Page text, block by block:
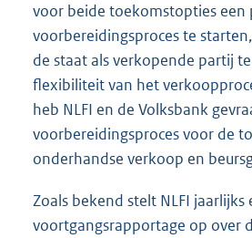
voor beide toekomstopties een
voorbereidingsproces te
de staat als verkopende partij
flexibiliteit van het
heb NLFI en de Volksbank
voorbereidingsproces voor de
onderhandse verkoop en
Zoals bekend stelt NLFI jaarlijks
voortgangsrapportage op over